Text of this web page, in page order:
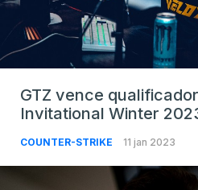
GTZ vence
Invitational Winter
COUNTER-STRIKE 11 jan 2023